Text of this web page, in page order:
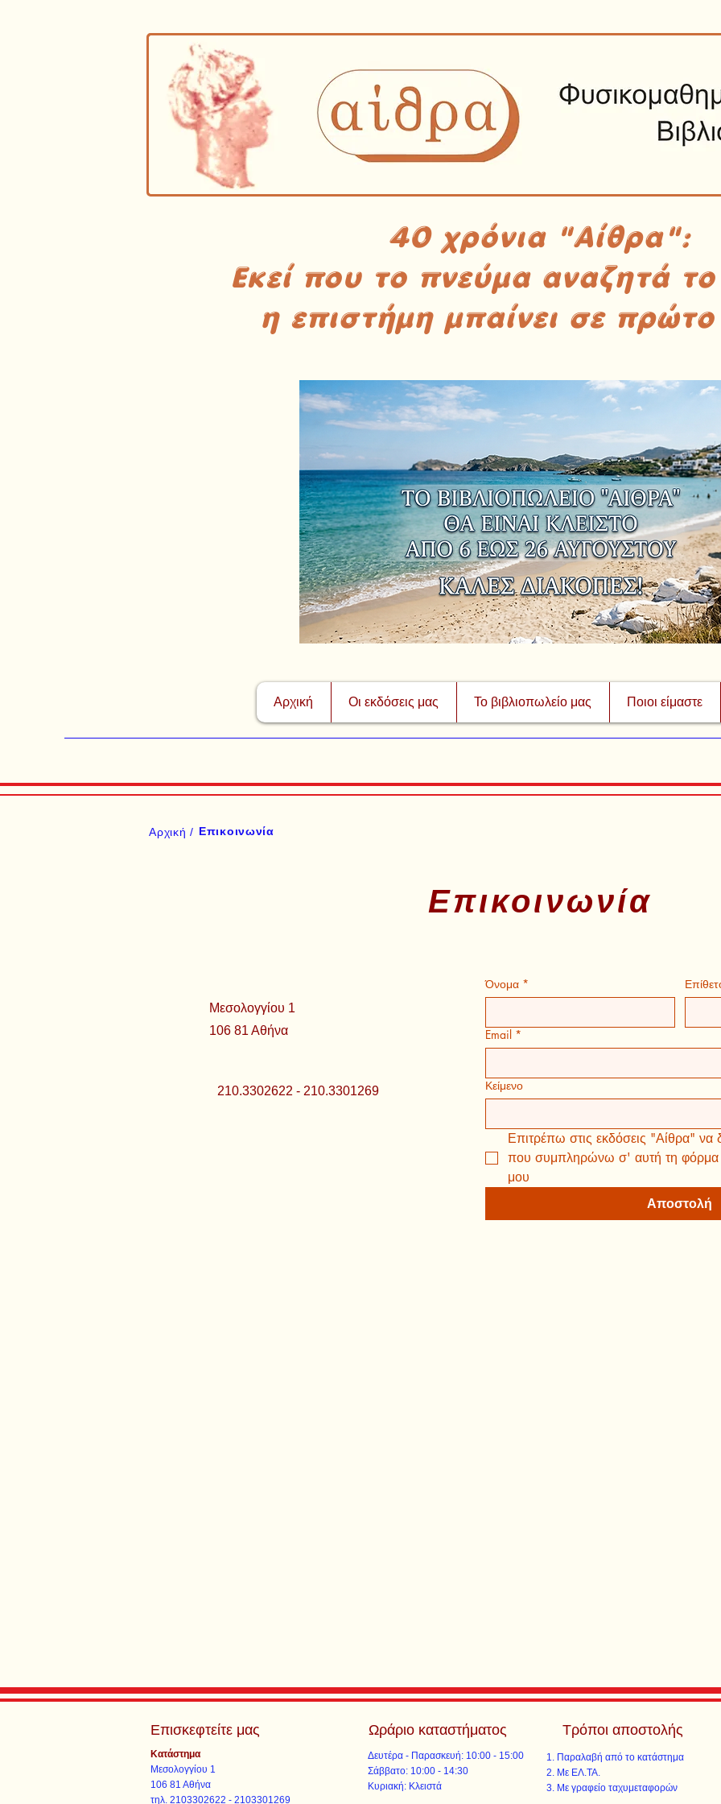
40 χρόνια "Αίθρα":
Εκεί που το πνεύμα αναζητά
η επιστήμη μπαίνει σε
Αρχική Οι εκδόσεις μας Το βιβλιοπωλείο μας Ποιοι είμαστε
Αρχική / Επικοινωνία
Επικοινωνία
Μεσολογγίου 1
106 81 Αθήνα
210.3302622 - 210.3301269
Όνομα *
Email *
Κείμενο
Επιτρέπω στις εκδόσεις "Αίθρα" να
που συμπληρώνω σ' αυτή τη φόρμα
μου
Αποστολή
Επισκεφτείτε μας
Κατάστημα
Μεσολογγίου 1
106 81 Αθήνα
τηλ. 2103302622 - 2103301269
Ωράριο καταστήματος
Δευτέρα - Παρασκευή: 10:00 - 15:00
​​Σάββατο: 10:00 - 14:30
​Κυριακή: Κλειστά
Τρόποι αποστολής
Παραλαβή από το κατάστημα
Με ΕΛ.ΤΑ.​​
Με γραφείο ταχυμεταφορών​